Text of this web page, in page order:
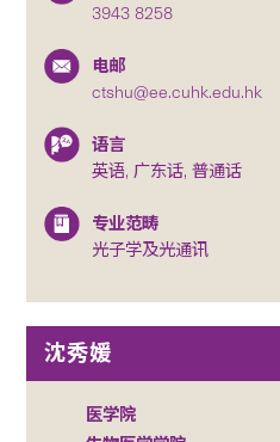
3943 8258
电邮
ctshu@ee.cuhk.edu.hk
语言
英语, 广东话, 普通话
专业范畴
光子学及光通讯
沈秀媛
医学院